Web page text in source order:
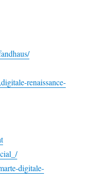
renaissance-
digitale-